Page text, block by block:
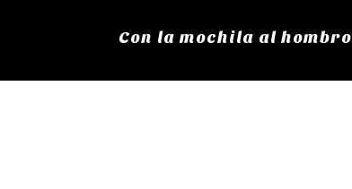
Con la mochila al hombro